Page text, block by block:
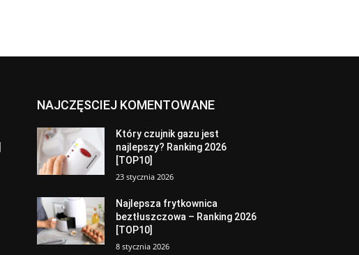
NAJCZĘSCIEJ KOMENTOWANE
Który czujnik gazu jest
najlepszy? Ranking 2026
[TOP10]
23 stycznia 2026
Najlepsza frytkownica
beztłuszczowa – Ranking 2026
[TOP10]
8 stycznia 2026